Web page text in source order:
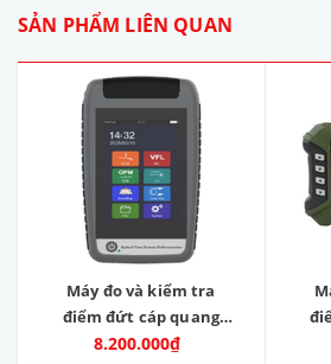
SẢN PHẨM LIÊN QUAN
Máy đo và kiểm tra
điểm đứt cáp quang
OTDR. Model: OTDR-V9.
8.200.000₫